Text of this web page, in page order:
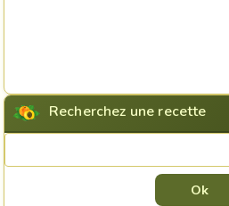
Recherchez une recette